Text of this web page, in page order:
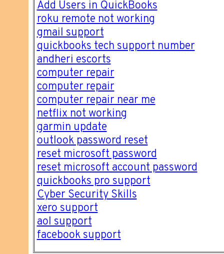
Add Users in QuickBooks
roku remote not working
gmail support
quickbooks tech support number
andheri escorts
computer repair
computer repair
computer repair near me
netflix not working
garmin update
outlook password reset
reset microsoft password
reset microsoft account password
quickbooks pro support
Cyber Security Skills
xero support
aol support
facebook support